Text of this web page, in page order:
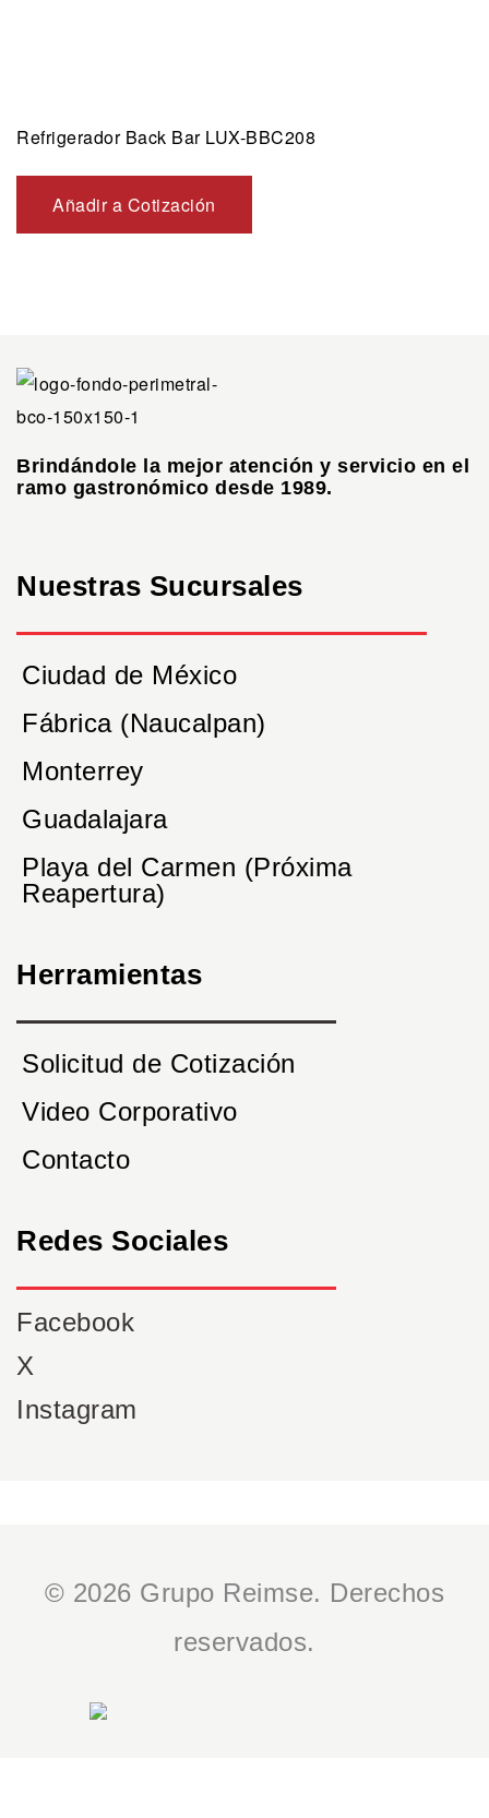
Refrigerador Back Bar LUX-BBC208
Añadir a Cotización
Brindándole la mejor atención y servicio en el
ramo gastronómico desde 1989.
Nuestras Sucursales
Ciudad de México
Fábrica (Naucalpan)
Monterrey
Guadalajara
Playa del Carmen (Próxima
Reapertura)
Herramientas
Solicitud de Cotización
Video Corporativo
Contacto
Redes Sociales
Facebook
X
Instagram
© 2026 Grupo Reimse. Derechos
reservados.